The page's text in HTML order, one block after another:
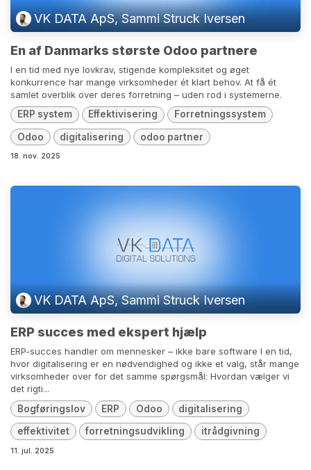
VK DATA ApS, Sammi Struck Iversen
En af Danmarks største Odoo partnere
I en tid med nye lovkrav, stigende kompleksitet og øget
konkurrence har mange virksomheder ét klart behov. At få ét
samlet overblik over deres forretning – uden rod i systemerne.
ERP system
Effektivisering Forretningssystem
Odoo digitalisering odoo partner
18. nov. 2025
VK DATA ApS, Sammi Struck Iversen
ERP succes med ekspert hjælp
ERP-succes handler om mennesker – ikke bare software I en tid,
hvor digitalisering er en nødvendighed og ikke et valg, står mange
virksomheder over for det samme spørgsmål: Hvordan vælger vi
det rigti...
Bogføringslov
ERP Odoo digitalisering
effektivitet forretningsudvikling itrådgivning
11. jul. 2025